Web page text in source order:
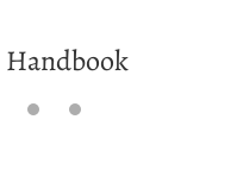
Handbook